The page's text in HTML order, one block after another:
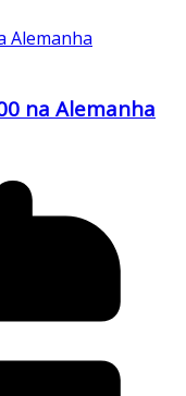
na Alemanha